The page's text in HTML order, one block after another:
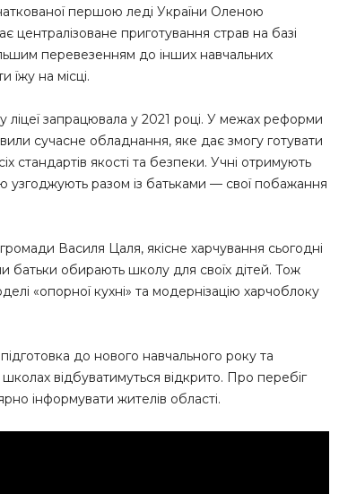
першою леді України Оленою
приготування страв на базі
перевезенням до інших навчальних
їжу на місці.
ліцеї запрацювала у 2021 році. У межах реформи
сучасне обладнання, яке дає змогу готувати
стандартів якості та безпеки. Учні отримують
узгоджують разом із батьками — свої побажання
Василя Цаля, якісне харчування сьогодні
батьки обирають школу для своїх дітей. Тож
«опорної кухні» та модернізацію харчоблоку
до нового навчального року та
відбуватимуться відкрито. Про перебіг
інформувати жителів області.